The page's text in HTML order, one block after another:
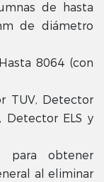
de hasta
de diámetro
8064 (con
TUV, Detector
Detector ELS y
para obtener
al eliminar